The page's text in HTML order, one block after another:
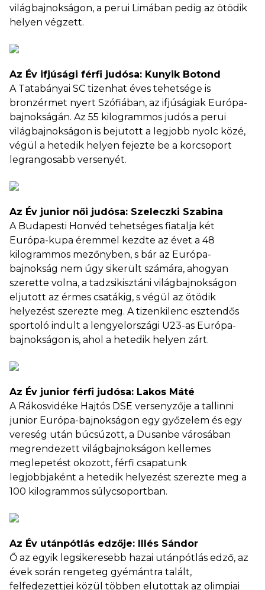
világbajnokságon, a perui Limában pedig az ötödik
helyen végzett.
Az Év ifjúsági férfi judósa: Kunyik Botond
A Tatabányai SC tizenhat éves tehetsége is
bronzérmet nyert Szófiában, az ifjúságiak Európa-
bajnokságán. Az 55 kilogrammos judós a perui
világbajnokságon is bejutott a legjobb nyolc közé,
végül a hetedik helyen fejezte be a korcsoport
legrangosabb versenyét.
Az Év junior női judósa: Szeleczki Szabina
A Budapesti Honvéd tehetséges fiatalja két
Európa-kupa éremmel kezdte az évet a 48
kilogrammos mezőnyben, s bár az Európa-
bajnokság nem úgy sikerült számára, ahogyan
szerette volna, a tadzsikisztáni világbajnokságon
eljutott az érmes csatákig, s végül az ötödik
helyezést szerezte meg. A tizenkilenc esztendős
sportoló indult a lengyelországi U23-as Európa-
bajnokságon is, ahol a hetedik helyen zárt.
Az Év junior férfi judósa: Lakos Máté
A Rákosvidéke Hajtós DSE versenyzője a tallinni
junior Európa-bajnokságon egy győzelem és egy
vereség után búcsúzott, a Dusanbe városában
megrendezett világbajnokságon kellemes
meglepetést okozott, férfi csapatunk
legjobbjaként a hetedik helyezést szerezte meg a
100 kilogrammos súlycsoportban.
Az Év utánpótlás edzője: Illés Sándor
Ő az egyik legsikeresebb hazai utánpótlás edző, az
évek során rengeteg gyémántra talált,
felfedezettjei közül többen elutottak az olimpiai